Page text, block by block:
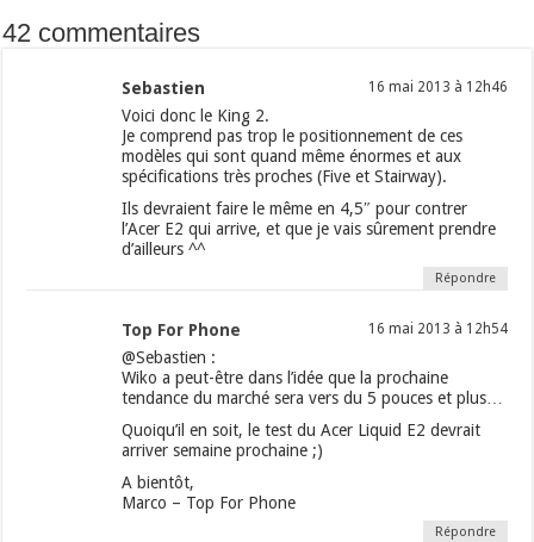
42 commentaires
Sebastien 16 mai 2013 à 12h46
Voici donc le King 2.
Je comprend pas trop le positionnement de ces
modèles qui sont quand même énormes et aux
spécifications très proches (Five et Stairway).
Ils devraient faire le même en 4,5″ pour contrer
l’Acer E2 qui arrive, et que je vais sûrement prendre
d’ailleurs ^^
Répondre
Top For Phone 16 mai 2013 à 12h54
@Sebastien :
Wiko a peut-être dans l’idée que la prochaine
tendance du marché sera vers du 5 pouces et plus…
Quoiqu’il en soit, le test du Acer Liquid E2 devrait
arriver semaine prochaine ;)
A bientôt,
Marco – Top For Phone
Répondre